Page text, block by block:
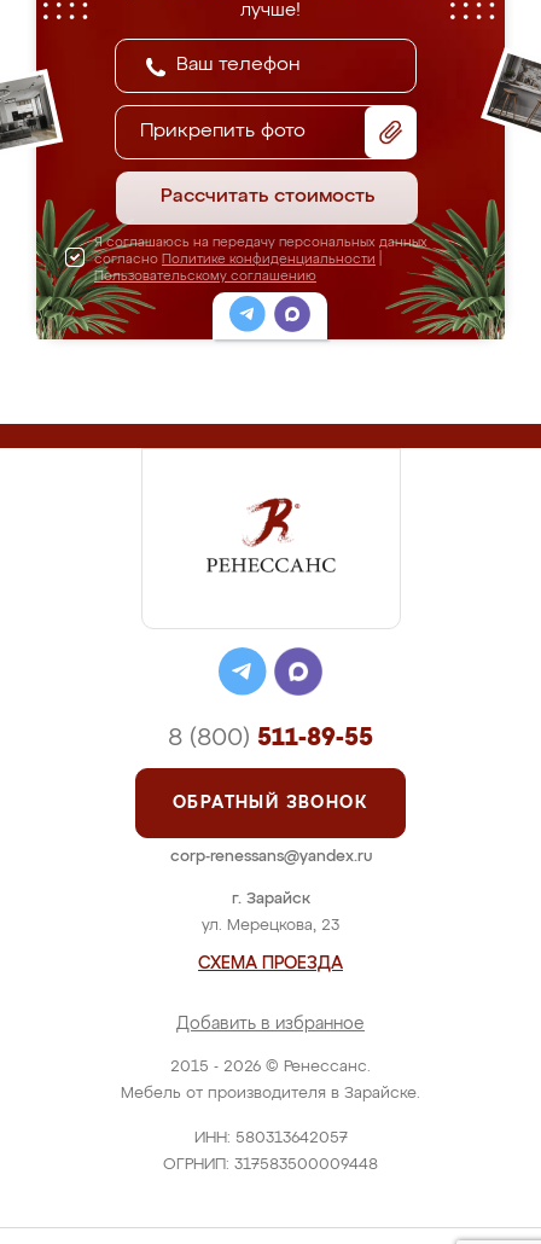
лучше!
Прикрепить фото
Рассчитать стоимость
Я соглашаюсь на передачу персональных данных
согласно Политике конфиденциальности
Пользовательскому соглашению
2015 - 2026 © Ренессанс.
Мебель от производителя в Зарайске.
ИНН: 580313642057
ОГРНИП: 317583500009448
г. Зарайск
ул. Мерецкова, 23
СХЕМА ПРОЕЗДА
Добавить в избранное
8 (800) 511-89-55
ОБРАТНЫЙ ЗВОНОК
corp-renessans@yandex.ru